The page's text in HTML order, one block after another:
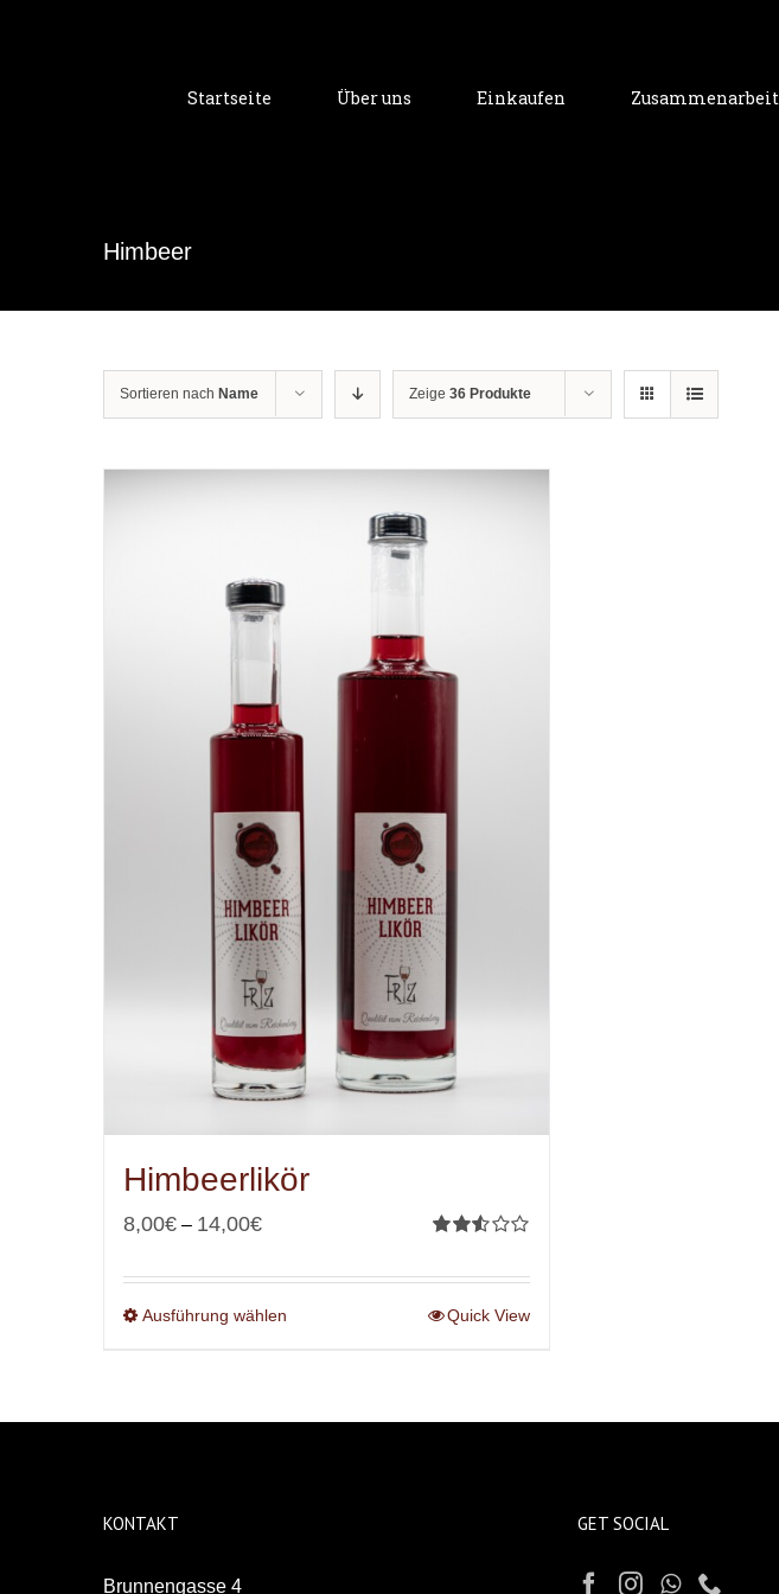
Startseite Über uns Einkaufen Zusammenarbeit
Himbeer
Sortieren nach Name Zeige 36 Produkte
Himbeerlikör
mit
von 5
8,00€ – 14,00€
Ausführung wählen Quick View
KONTAKT
Brunnengasse 4
GET SOCIAL